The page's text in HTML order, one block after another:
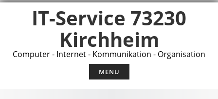
IT-Service 73230
Kirchheim
Computer - Internet - Kommunikation - Organisation
MENU